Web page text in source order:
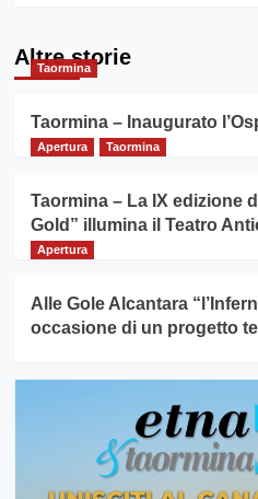
Altre storie
Taormina
Taormina – Inaugurato
Apertura Taormina
Taormina – La IX edizione
Gold” illumina il Teatro
Apertura
Alle Gole Alcantara
occasione di un progetto